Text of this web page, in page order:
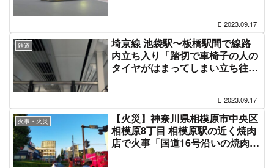
2023.09.17
鉄道
埼京線 池袋駅〜板橋駅間で線路
内立ち入り「踏切で車椅子の人の
タイヤがはまってしまい立ち往
も巻き込まれ電車遅延9月17日
2023.09.17
火事・火災
【火災】神奈川県相模原市中央区
相模原8丁目 相模原駅の近く焼肉
店で火事「国道16号沿いの焼肉き